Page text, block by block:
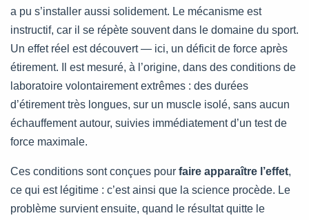
a pu s’installer aussi solidement. Le mécanisme est
instructif, car il se répète souvent dans le domaine du sport.
Un effet réel est découvert — ici, un déficit de force après
étirement. Il est mesuré, à l’origine, dans des conditions de
laboratoire volontairement extrêmes : des durées
d’étirement très longues, sur un muscle isolé, sans aucun
échauffement autour, suivies immédiatement d’un test de
force maximale.
Ces conditions sont conçues pour faire apparaître l’effet,
ce qui est légitime : c’est ainsi que la science procède. Le
problème survient ensuite, quand le résultat quitte le